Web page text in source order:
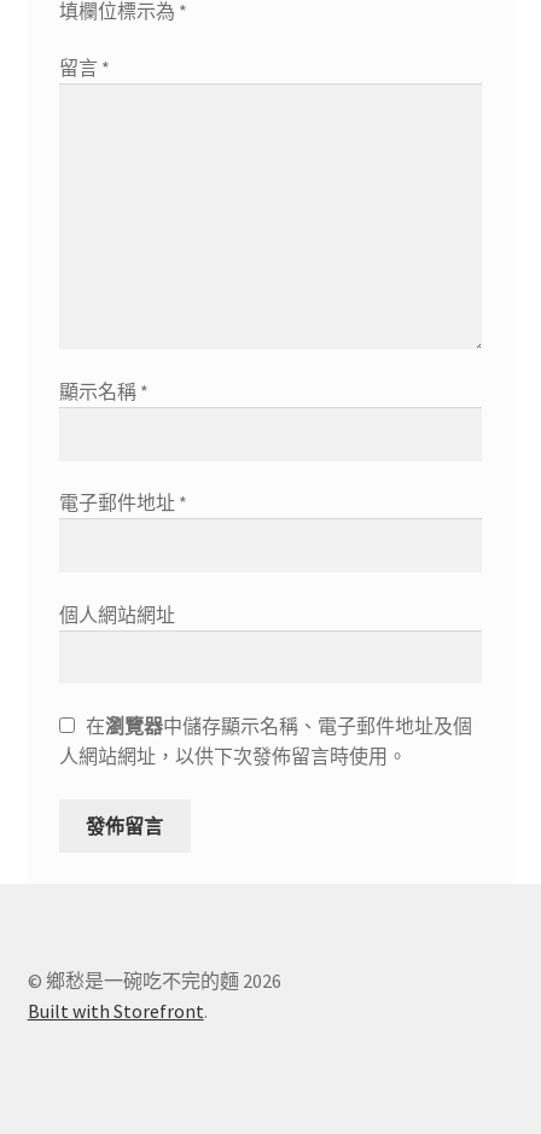
填欄位標示為 *
留言 *
顯示名稱 *
電子郵件地址 *
個人網站網址
在瀏覽器中儲存顯示名稱、電子郵件地址及個
人網站網址，以供下次發佈留言時使用。
© 鄉愁是一碗吃不完的麵 2026
Built with Storefront.